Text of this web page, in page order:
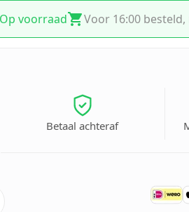
Op voorraad Voor 16:00
Betaal achteraf